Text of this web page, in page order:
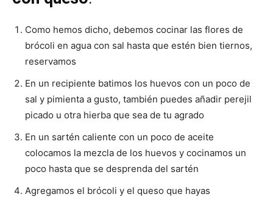
Como hemos dicho, debemos cocinar las flores de
brócoli en agua con sal hasta que estén bien tiernos,
reservamos
En un recipiente batimos los huevos con un poco de
sal y pimienta a gusto, también puedes añadir perejil
picado u otra hierba que sea de tu agrado
En un sartén caliente con un poco de aceite
colocamos la mezcla de los huevos y cocinamos un
poco hasta que se desprenda del sartén
Agregamos el brócoli y el queso que hayas